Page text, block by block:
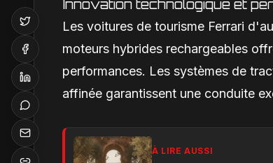
Innovation technologique et
Les voitures de tourisme Ferrari
moteurs hybrides rechargeables
performances. Les systèmes de
affinée garantissent une conduite
À LIRE AUSSI